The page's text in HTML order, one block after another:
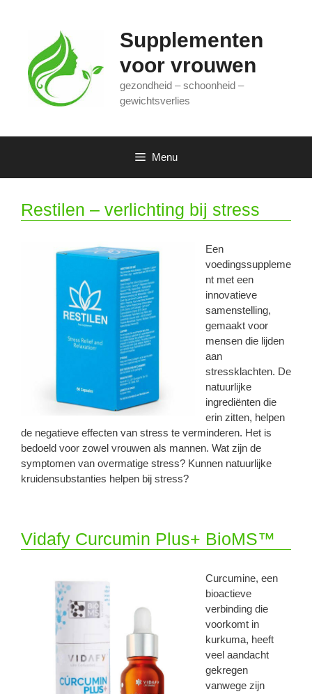
Supplementen
voor vrouwen
gezondheid – schoonheid –
gewichtsverlies
Menu
Restilen – verlichting bij stress
Een
voedingssuppleme
nt met een
innovatieve
samenstelling,
gemaakt voor
mensen die lijden
aan
stressklachten. De
natuurlijke
ingrediënten die
erin zitten, helpen
de negatieve effecten van stress te verminderen. Het is
bedoeld voor zowel vrouwen als mannen. Wat zijn de
symptomen van overmatige stress? Kunnen natuurlijke
kruidensubstanties helpen bij stress?
Vidafy Curcumin Plus+ BioMS™
Curcumine, een
bioactieve
verbinding die
voorkomt in
kurkuma, heeft
veel aandacht
gekregen
vanwege zijn